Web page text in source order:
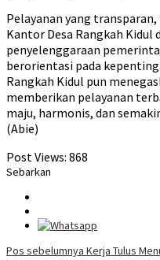
Pelayanan yang
Kantor Desa Rangkah
penyelenggaraan
berorientasi pada
Rangkah Kidul pun
memberikan pelayanan
maju, harmonis, dan
(Abie)
Post Views: 868
Sebarkan
Navigasi
Pos sebelumnya Kerja Tulus